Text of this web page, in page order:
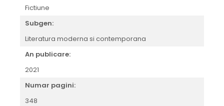
Fictiune
Subgen:
Literatura moderna si contemporana
An publicare:
2021
Numar pagini:
348